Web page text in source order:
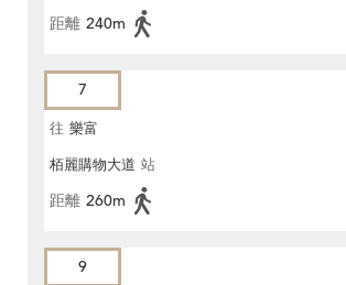
距離 240m
7
往 樂富
栢麗購物大道 站
距離 260m
9